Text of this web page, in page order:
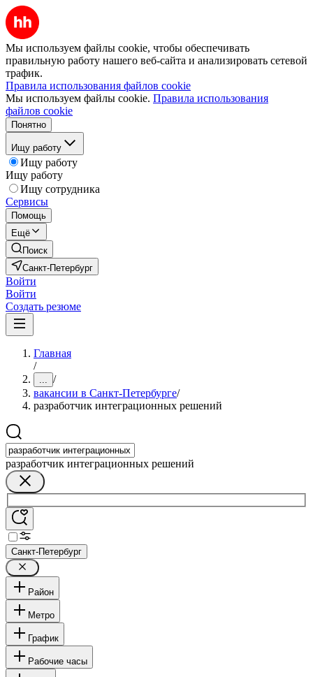
Мы используем файлы cookie, чтобы обеспечивать
правильную работу нашего веб-сайта и анализировать сетевой
трафик.
Правила использования файлов cookie
Мы используем файлы cookie. Правила использования
файлов cookie
Понятно
Ищу работу
Ищу работу
Ищу работу
Ищу сотрудника
Сервисы
Помощь
Ещё
Поиск
Санкт-Петербург
Войти
Войти
Создать резюме
Главная
/
... /
вакансии в Санкт-Петербурге/
разработчик интеграционных решений
разработчик интеграционных решений
Санкт-Петербург
Район
Метро
График
Рабочие часы